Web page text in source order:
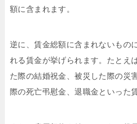
額に含まれます。
逆に、賃金総額に含まれないもの
れる賃金が挙げられます。たとえ
た際の結婚祝金、被災した際の災
際の死亡弔慰金、退職金といった